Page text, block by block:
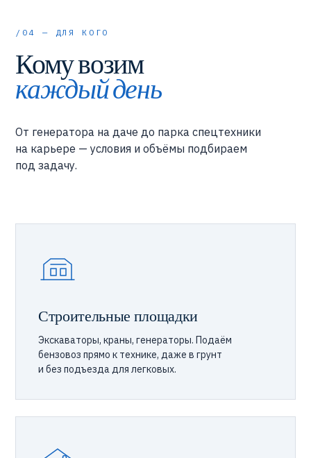
/04 — ДЛЯ КОГО
Кому возим
каждый день
От генератора на даче до парка спецтехники
на карьере — условия и объёмы подбираем
под задачу.
Строительные площадки
Экскаваторы, краны, генераторы. Подаём
бензовоз прямо к технике, даже в грунт
и без подъезда для легковых.